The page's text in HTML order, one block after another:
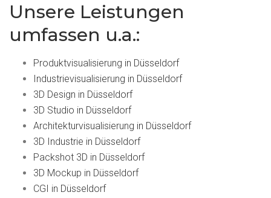
Unsere Leistungen
umfassen u.a.:
Produktvisualisierung in Düsseldorf
Industrievisualisierung in Düsseldorf
3D Design in Düsseldorf
3D Studio in Düsseldorf
Architekturvisualisierung in Düsseldorf
3D Industrie in Düsseldorf
Packshot 3D in Düsseldorf
3D Mockup in Düsseldorf
CGI in Düsseldorf